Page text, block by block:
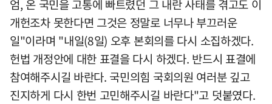
엄, 온 국민을 고통에 빠트렸던 그 내란 사태를 겪고도 이
개헌조차 못한다면 그것은 정말로 너무나 부끄러운
일"이라며 "내일(8일) 오후 본회의를 다시 소집하겠다.
헌법 개정안에 대한 표결을 다시 하겠다. 반드시 표결에
참여해주시길 바란다. 국민의힘 국회의원 여러분 깊고
진지하게 다시 한번 고민해주시길 바란다"고 덧붙였다.